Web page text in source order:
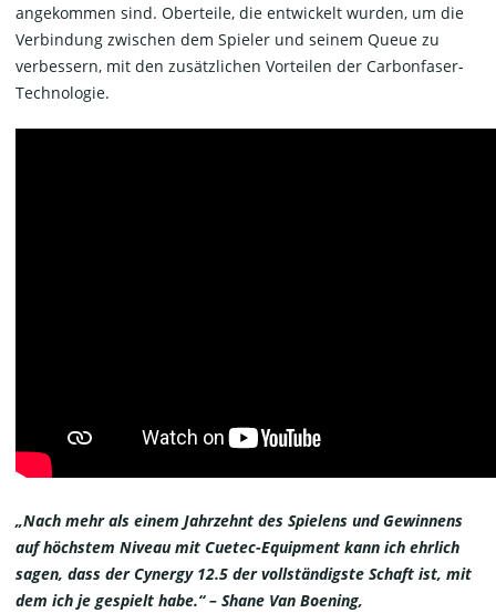
angekommen sind. Oberteile, die entwickelt wurden, um die
Verbindung zwischen dem Spieler und seinem Queue zu
verbessern, mit den zusätzlichen Vorteilen der Carbonfaser-
Technologie.
„Nach mehr als einem Jahrzehnt des Spielens und Gewinnens
auf höchstem Niveau mit Cuetec-Equipment kann ich ehrlich
sagen, dass der Cynergy 12.5 der vollständigste Schaft ist, mit
dem ich je gespielt habe.“ – Shane Van Boening,